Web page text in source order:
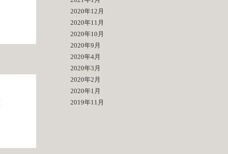
2020年12月
2020年11月
2020年10月
2020年9月
2020年4月
2020年3月
2020年2月
2020年1月
2019年11月